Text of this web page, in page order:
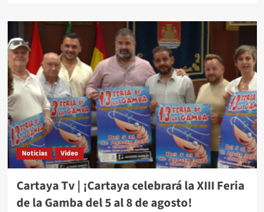
Noticias Video
Cartaya Tv | ¡Cartaya celebrará la XIII Feria
de la Gamba del 5 al 8 de agosto!